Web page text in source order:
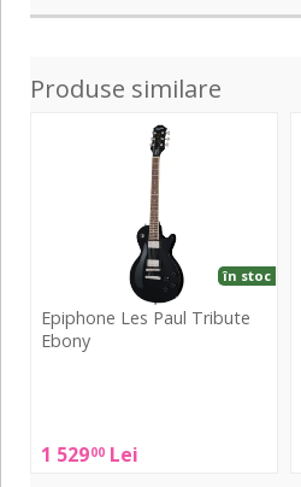
Produse similare
Epiphone Les Paul Tribute
Ebony
1 52900 Lei
în stoc
Paul